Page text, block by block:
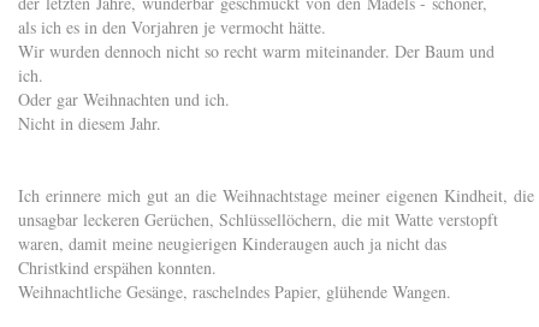
als ich es in den Vorjahren je vermocht hätte.
Wir wurden dennoch nicht so recht warm miteinander. Der Baum und
ich.
Oder gar Weihnachten und ich.
Nicht in diesem Jahr.
Ich erinnere mich gut an die Weihnachtstage meiner eigenen Kindheit,
unsagbar leckeren Gerüchen, Schlüssellöchern, die mit Watte verstopft
waren, damit meine neugierigen Kinderaugen auch ja nicht das
Christkind erspähen konnten.
Weihnachtliche Gesänge, raschelndes Papier, glühende Wangen.